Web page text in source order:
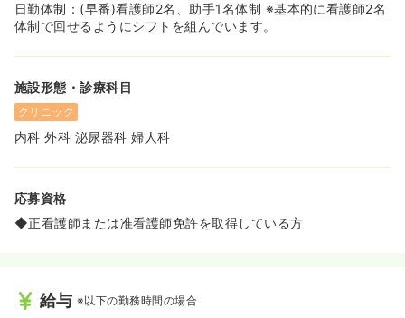
日勤体制：(早番)看護師2名、助手1名体制 ※基本的に看護師2名
体制で回せるようにシフトを組んでいます。
施設形態・診療科目
クリニック
内科 外科 泌尿器科 婦人科
応募資格
◆正看護師または准看護師免許を取得している方
給与 ※以下の勤務時間の場合